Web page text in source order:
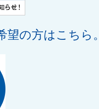
の方はこちら。